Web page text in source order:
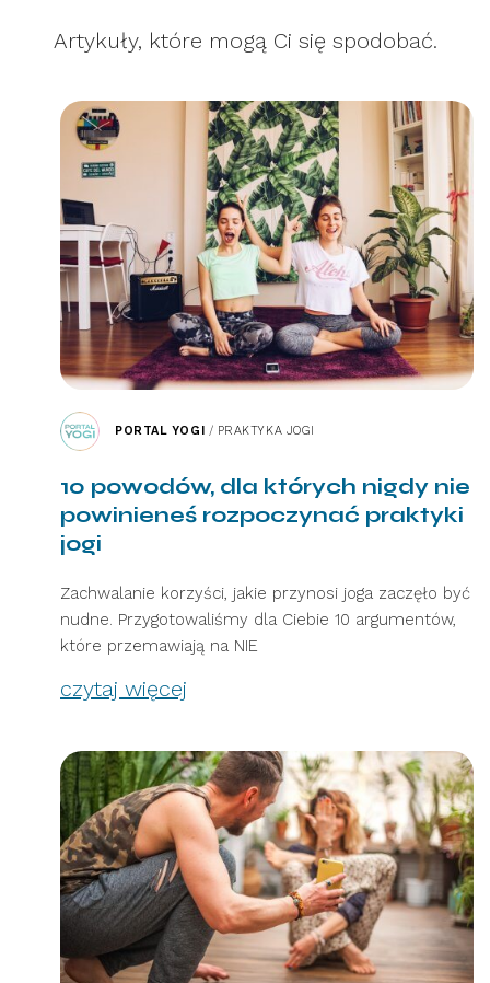
Artykuły, które mogą Ci się spodobać.
PORTAL YOGI / PRAKTYKA JOGI
10 powodów, dla których nigdy nie
powinieneś rozpoczynać praktyki
jogi
Zachwalanie korzyści, jakie przynosi joga zaczęło być
nudne. Przygotowaliśmy dla Ciebie 10 argumentów,
które przemawiają na NIE
czytaj więcej